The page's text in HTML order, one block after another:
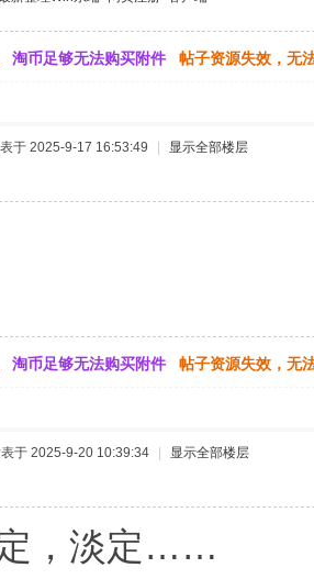
淘币足够无法购买附件 帖子资源失效，无
于 2025-9-17 16:53:49 显示全部楼层
淘币足够无法购买附件 帖子资源失效，无
于 2025-9-20 10:39:34 显示全部楼层
，淡定……